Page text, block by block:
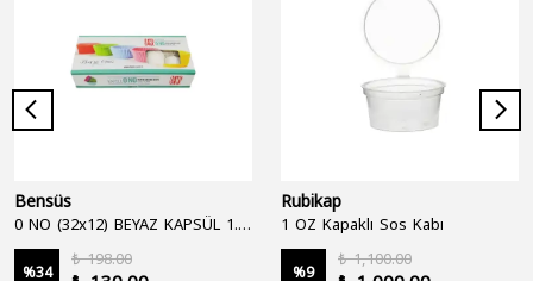
Bensüs
%34
₺ 198.00
Rubikap
1 OZ Kapaklı Sos Kabı
%9
₺ 1,100.00